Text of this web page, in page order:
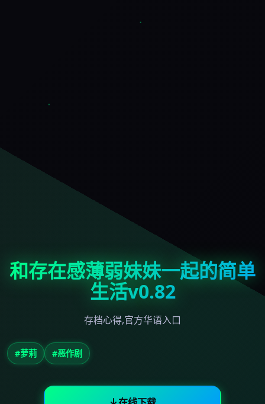
和存在感薄弱妹妹一起的简单
生活v0.82
存档心得,官方华语入口
#萝莉 #恶作剧